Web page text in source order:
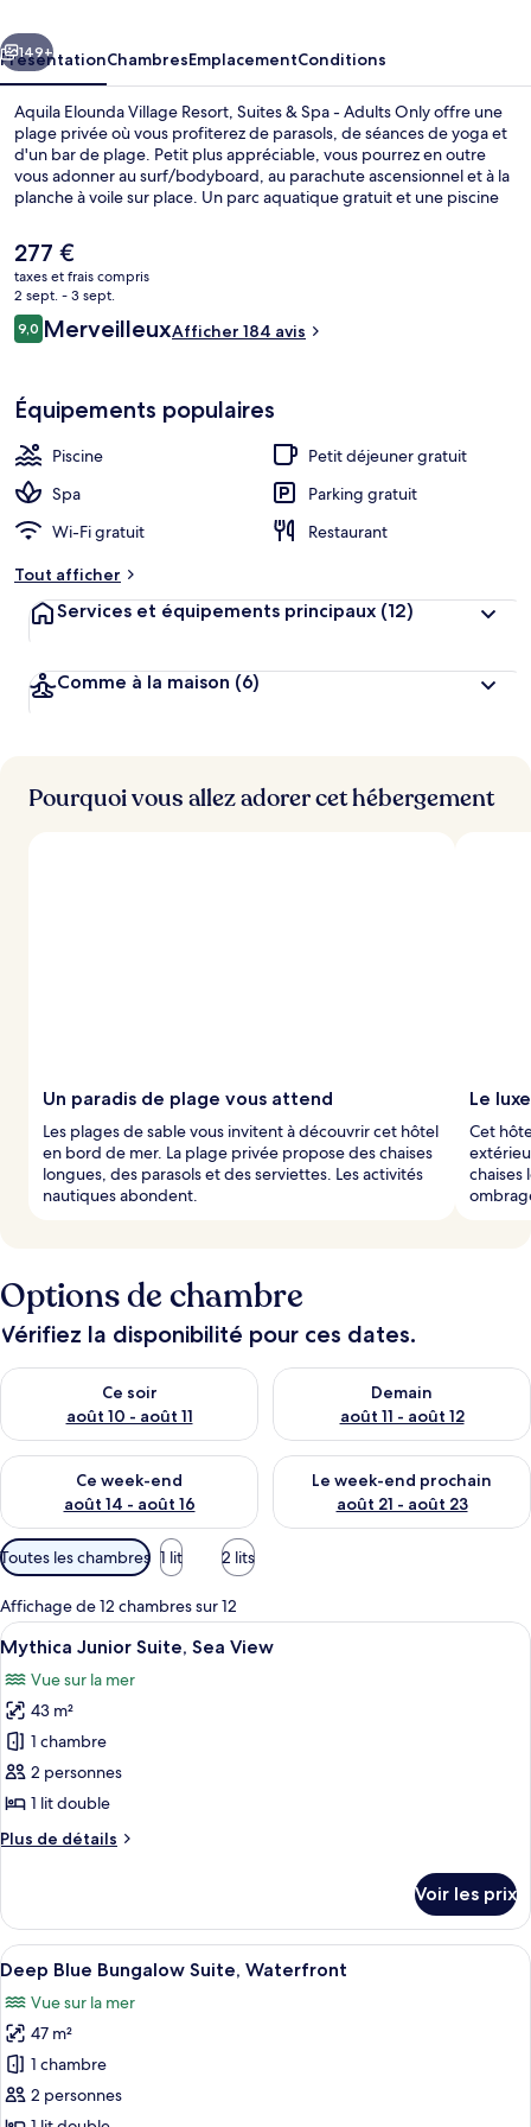
Suites
&
Spa
Adults
Suivant
149+
PrésentationChambresEmplacementConditions
Aquila Elounda Village Resort, Suites & Spa - Adults Only offre une
plage privée où vous profiterez de parasols, de séances de yoga et
d'un bar de plage. Petit plus appréciable, vous pourrez en outre
vous adonner au surf/bodyboard, au parachute ascensionnel et à la
planche à voile sur place. Un parc aquatique gratuit et une piscine
détente, tandis que ceux souhaitant se faire dorloter pourront
profiter des massages aux pierres chaudes offerts par le spa. Les
options de restauration comprennent 4 restaurants, tandis que les 2
bars/salons vous invitent à siroter des boissons rafraîchissantes. Cet
hôtel de luxe abrite en outre une salle de fitness, un sauna et un
hammam.
Le
prix
actuel
est
de
277 €
taxes et frais compris
2 sept. - 3 sept.
Avis
voyageurs
9,09,0 sur 10
MerveilleuxAfficher 184 avis
Équipements populaires
Piscine
Petit déjeuner gratuit
Spa
Parking gratuit
Wi-Fi gratuit
Restaurant
Tout afficher
Services et équipements principaux (12)
Comme à la maison (6)
Pourquoi vous allez adorer cet hébergement
Un paradis de plage vous attend
Les plages de sable vous invitent à découvrir cet hôtel
en bord de mer. La plage privée propose des chaises
longues, des parasols et des serviettes. Les activités
nautiques abondent.
Le
Cet
chaises
Options de chambre
Vérifiez la disponibilité pour ces dates.
Ce soir
août 10 - août 11
Vérifier la disponibilité pour ce soir août 10 - août 11
Demain
août 11 - août 12
Vérifier la disponibilité pour
Ce week-end
août 14 - août 16
Vérifier la disponibilité pour ce week-end août 14 - août 16
Le week-end prochain
août 21 - août 23
Vérifier la disponibilité pour
Filtres
disponibles
pour
les
chambres
Toutes les chambres 1 lit 2 lits
Affichage de 12 chambres sur 12
Afficher
toutes
les
photos
pour
ce
type
chambre :
Suite,
Sea
View
Une chambre d’hôtel avec un lit,
5
Mythica Junior Suite, Sea View
Vue sur la mer
43 m²
1 chambre
2 personnes
1 lit double
Plus de détails
Plus
le
type
de
chambre
Mythica
Junior
Suite,
Sea
View
Voir les prix
Afficher
toutes
les
photos
pour
ce
type
Un balcon avec deux fauteuils en
14
Deep Blue Bungalow Suite, Waterfront
Vue sur la mer
47 m²
1 chambre
2 personnes